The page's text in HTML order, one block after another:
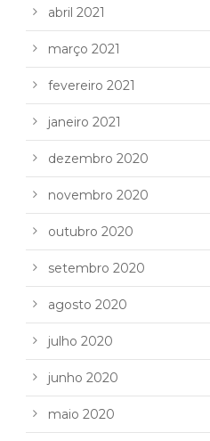
abril 2021
março 2021
fevereiro 2021
janeiro 2021
dezembro 2020
novembro 2020
outubro 2020
setembro 2020
agosto 2020
julho 2020
junho 2020
maio 2020